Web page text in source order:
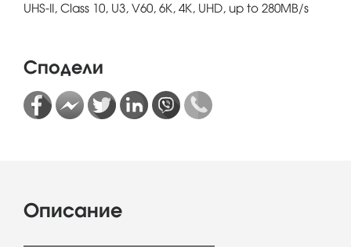
UHS-II, Class 10, U3, V60, 6K, 4K, UHD, up to 280MB/s
Сподели
Описание